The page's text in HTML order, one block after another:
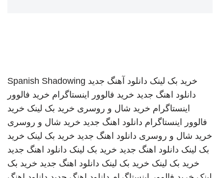
خرید بک لینک دانلود آهنگ جدید Spanish Shadowing
دانلود اهنگ جدید خرید فالوور اینستاگرام خرید فالوور
اینستاگرام خرید شال و روسری خرید بک لینک خرید
فالوور اینستاگرام دانلود اهنگ جدید خرید شال و روسری
خرید شال و روسری دانلود اهنگ جدید خرید بک لینک خرید
بک لینک دانلود اهنگ جدید خرید بک لینک دانلود اهنگ جدید
خرید بک لینک خرید بک لینک دانلود اهنگ جدید خرید بک